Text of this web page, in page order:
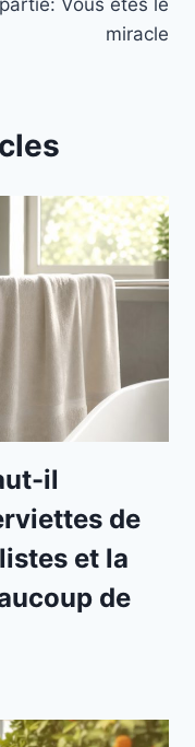
partie: Vous êtes le
miracle
il
de
et la
de